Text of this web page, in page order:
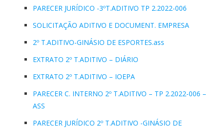
PARECER JURÍDICO -3ºT.ADITIVO TP 2.2022-006
SOLICITAÇÃO ADITIVO E DOCUMENT. EMPRESA
2º T.ADITIVO-GINÁSIO DE ESPORTES.ass
EXTRATO 2º T.ADITIVO – DIÁRIO
EXTRATO 2º T.ADITIVO – IOEPA
PARECER C. INTERNO 2º T.ADITIVO – TP 2.2022-006 –
ASS
PARECER JURÍDICO 2º T.ADITIVO -GINÁSIO DE